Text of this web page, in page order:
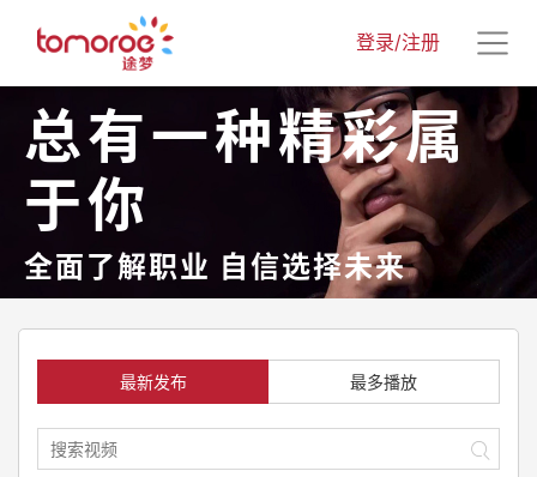
登录/注册
总有一种精彩属
于你
全面了解职业 自信选择未来
最新发布 最多播放